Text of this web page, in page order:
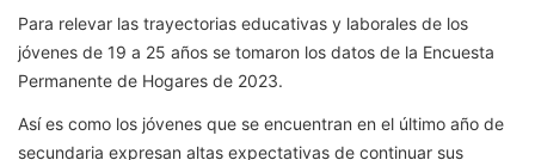
Para relevar las trayectorias educativas y laborales de los
jóvenes de 19 a 25 años se tomaron los datos de la Encuesta
Permanente de Hogares de 2023.
Así es como los jóvenes que se encuentran en el último año de
secundaria expresan altas expectativas de continuar sus